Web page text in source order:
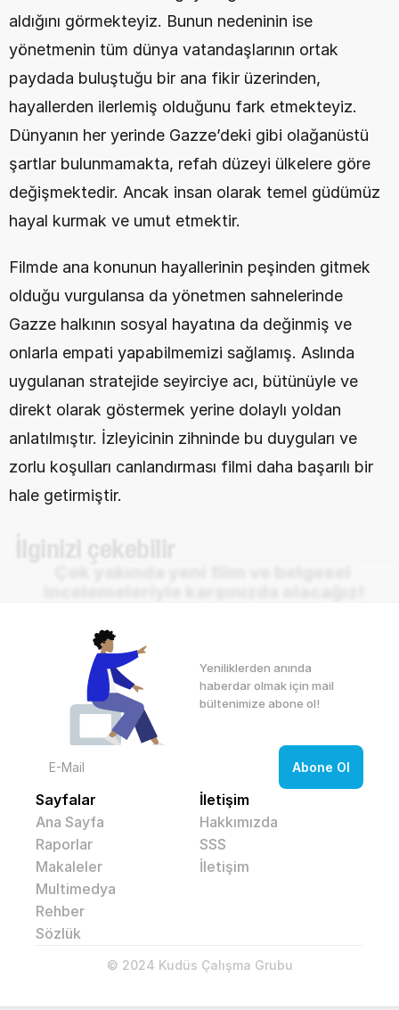
aldığını görmekteyiz. Bunun nedeninin ise
yönetmenin tüm dünya vatandaşlarının ortak
paydada buluştuğu bir ana fikir üzerinden,
hayallerden ilerlemiş olduğunu fark etmekteyiz.
Dünyanın her yerinde Gazze’deki gibi olağanüstü
şartlar bulunmamakta, refah düzeyi ülkelere göre
değişmektedir. Ancak insan olarak temel güdümüz
hayal kurmak ve umut etmektir.
Filmde ana konunun hayallerinin peşinden gitmek
olduğu vurgulansa da yönetmen sahnelerinde
Gazze halkının sosyal hayatına da değinmiş ve
onlarla empati yapabilmemizi sağlamış. Aslında
uygulanan stratejide seyirciye acı, bütünüyle ve
direkt olarak göstermek yerine dolaylı yoldan
anlatılmıştır. İzleyicinin zihninde bu duyguları ve
zorlu koşulları canlandırması filmi daha başarılı bir
hale getirmiştir.
İlginizi çekebilir
Sayfalar
Ana Sayfa
Raporlar
Makaleler
Multimedya
Rehber
Sözlük
İletişim
Hakkımızda
SSS
İletişim
Yeniliklerden anında
haberdar olmak için mail
bültenimize abone ol!
© 2024 Kudüs Çalışma Grubu